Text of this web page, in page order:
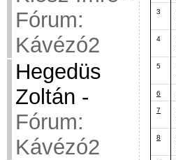
Fórum:
Kávézó2
Hegedüs
Zoltán -
Fórum:
Kávézó2
3
4
5
6
7
8